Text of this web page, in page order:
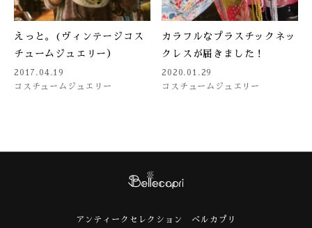
えっと。(ヴィンテージコス
チュームジュエリー）
2017.04.19
コスチュームジュエリー
カラフルなプラスチックネッ
クレスが届きました！
2020.01.29
コスチュームジュエリー
アンティークセレクション ベルカプリ